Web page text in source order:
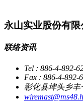
永山实业股份有限
联络资讯
Tel : 886-4-892-
Fax : 886-4-892-
彰化县埤头乡丰